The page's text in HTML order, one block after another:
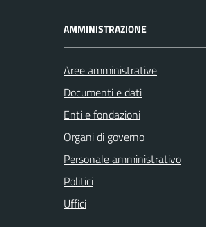
AMMINISTRAZIONE
Aree amministrative
Documenti e dati
Enti e fondazioni
Organi di governo
Personale amministrativo
Politici
Uffici